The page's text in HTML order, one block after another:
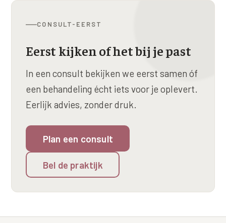
CONSULT-EERST
Eerst kijken of het bij je past
In een consult bekijken we eerst samen óf
een behandeling écht iets voor je oplevert.
Eerlijk advies, zonder druk.
Plan een consult
Bel de praktijk